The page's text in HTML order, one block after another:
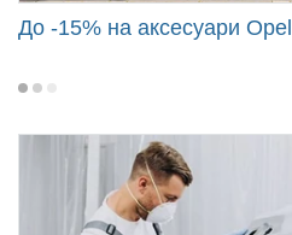
До -15% на аксесуари Opel
2022-